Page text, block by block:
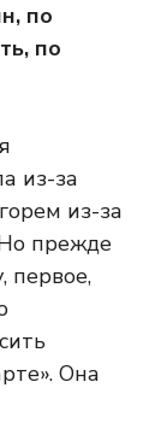
по
по
из-за
из-за
прежде
первое,
Она